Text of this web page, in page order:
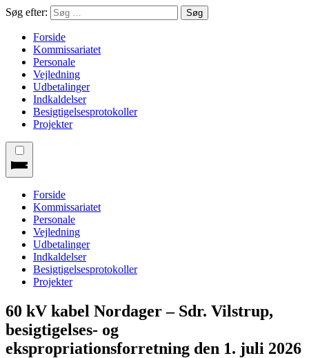
Søg efter:
Forside
Kommissariatet
Personale
Vejledning
Udbetalinger
Indkaldelser
Besigtigelsesprotokoller
Projekter
Forside
Kommissariatet
Personale
Vejledning
Udbetalinger
Indkaldelser
Besigtigelsesprotokoller
Projekter
60 kV kabel Nordager – Sdr. Vilstrup,
besigtigelses- og
ekspropriationsforretning den 1. juli 2026